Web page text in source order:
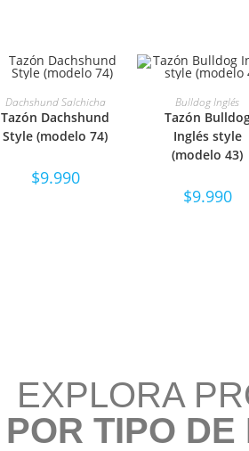
SELECCIONAR
OPCIONES
Dachshund Salchicha
Tazón Dachshund
Style (modelo 74)
$9.990
SELECCIONAR
OPCIONES
Bulldog Inglés
Tazón
Inglés style
(modelo 43)
$9.990
EXPLORA
POR TIPO DE